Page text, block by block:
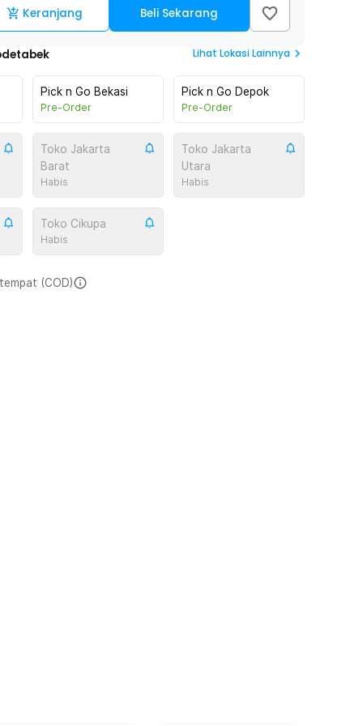
Keranjang Beli Sekarang
Lihat Lokasi Lainnya
Pick n Go Bekasi
Pre-Order
Pick n Go Depok
Pre-Order
Toko Jakarta
Barat
Habis
Toko Jakarta
Utara
Habis
Toko Cikupa
Habis
(COD)